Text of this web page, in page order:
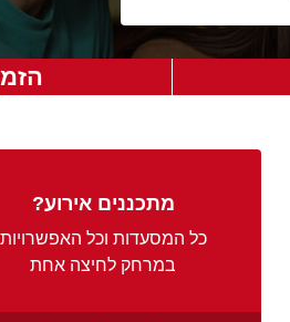
מתכננים אירוע?
כל המסעדות וכל האפשרויות
במרחק לחיצה אחת